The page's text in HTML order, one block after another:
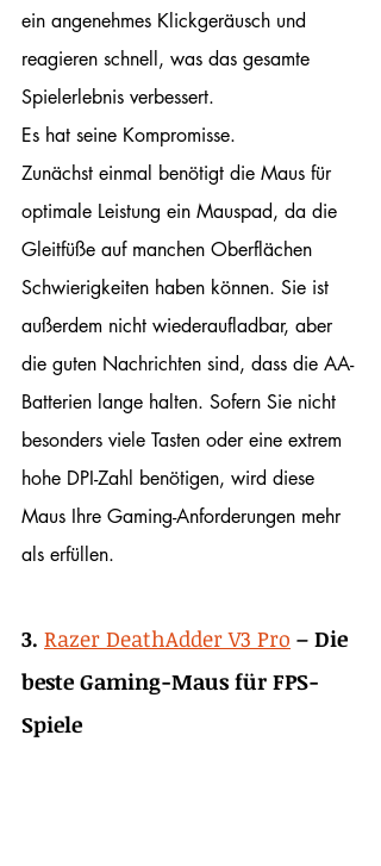
ein angenehmes Klickgeräusch und
reagieren schnell, was das gesamte
Spielerlebnis verbessert.
Es hat seine Kompromisse.
Zunächst einmal benötigt die Maus für
optimale Leistung ein Mauspad, da die
Gleitfüße auf manchen Oberflächen
Schwierigkeiten haben können. Sie ist
außerdem nicht wiederaufladbar, aber
die guten Nachrichten sind, dass die AA-
Batterien lange halten. Sofern Sie nicht
besonders viele Tasten oder eine extrem
hohe DPI-Zahl benötigen, wird diese
Maus Ihre Gaming-Anforderungen mehr
als erfüllen.
3. Razer DeathAdder V3 Pro – Die
beste Gaming-Maus für FPS-
Spiele